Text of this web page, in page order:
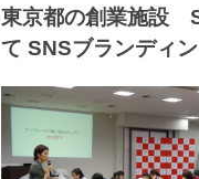
東京都の創業施設
て SNSブランディ